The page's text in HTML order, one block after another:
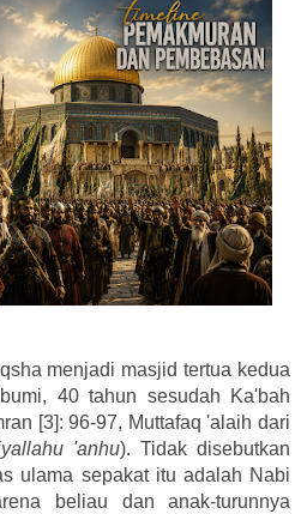
menjadi masjid tertua kedua
40 tahun sesudah Ka'bah
[3]: 96-97, Muttafaq 'alaih dari
'anhu). Tidak disebutkan
ulama sepakat itu adalah Nabi
beliau dan anak-turunnya